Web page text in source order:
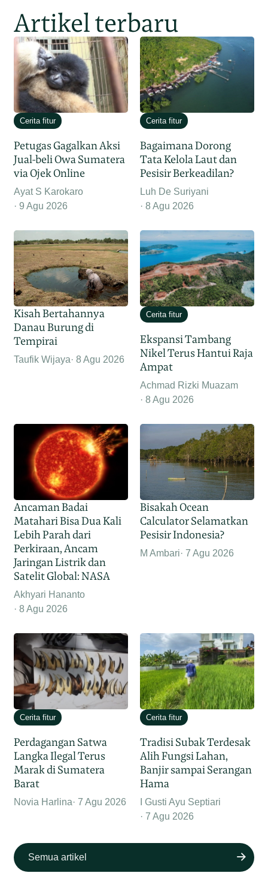
Artikel terbaru
Cerita fitur
Petugas Gagalkan Aksi
Jual-beli Owa Sumatera
via Ojek Online
Ayat S Karokaro
9 Agu 2026
Cerita fitur
Bagaimana Dorong
Tata Kelola Laut dan
Pesisir Berkeadilan?
Luh De Suriyani
8 Agu 2026
Kisah Bertahannya
Danau Burung di
Tempirai
Taufik Wijaya 8 Agu 2026
Cerita fitur
Ekspansi Tambang
Nikel Terus Hantui Raja
Ampat
Achmad Rizki Muazam
8 Agu 2026
Ancaman Badai
Matahari Bisa Dua Kali
Lebih Parah dari
Perkiraan, Ancam
Jaringan Listrik dan
Satelit Global: NASA
Akhyari Hananto
8 Agu 2026
Bisakah Ocean
Calculator Selamatkan
Pesisir Indonesia?
M Ambari 7 Agu 2026
Cerita fitur
Perdagangan Satwa
Langka Ilegal Terus
Marak di Sumatera
Barat
Novia Harlina 7 Agu 2026
Cerita fitur
Tradisi Subak Terdesak
Alih Fungsi Lahan,
Banjir sampai Serangan
Hama
I Gusti Ayu Septiari
7 Agu 2026
Semua artikel